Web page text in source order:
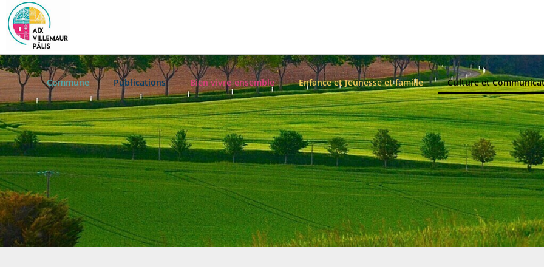
Commune Publications Bien vivre ensemble Enfance et Jeunesse et famille Culture et